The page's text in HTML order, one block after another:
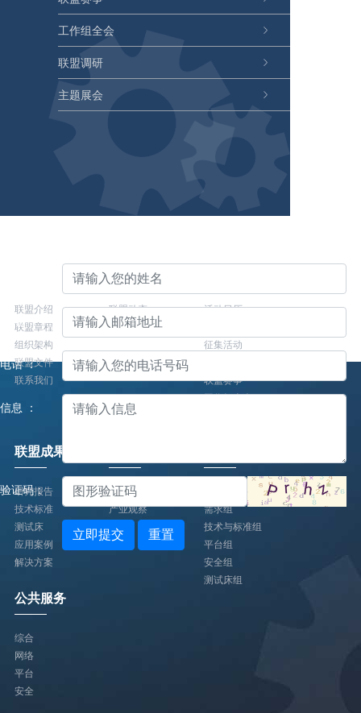
工作组全会
联盟调研
主题展会
关于联盟
联盟介绍
联盟章程
组织架构
联盟文件
联系我们
联盟动态
联盟动态
联盟活动
活动日历
征集活动
联盟赛事
工作组全会
联盟成果
研究报告
技术标准
测试床
应用案例
解决方案
专家观点
产业观察
需求组
技术与标准组
平台组
安全组
测试床组
公共服务
综合
网络
平台
安全
邮箱 ：
电话 ：
信息 ：
验证码：
立即提交 重置